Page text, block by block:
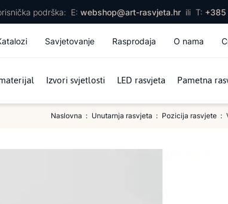
podrška: E: webshop@art-rasvjeta.hr ili T: +385
Savjetovanje Rasprodaja O nama
Izvori svjetlosti LED rasvjeta Pametna
Naslovna Unutarnja rasvjeta Pozicija rasvjete